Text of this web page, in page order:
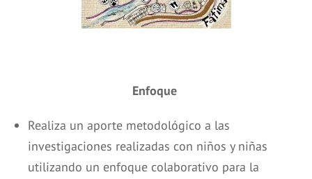
Enfoque
Realiza un aporte metodológico a las
investigaciones realizadas con niños y niñas
utilizando un enfoque colaborativo para la